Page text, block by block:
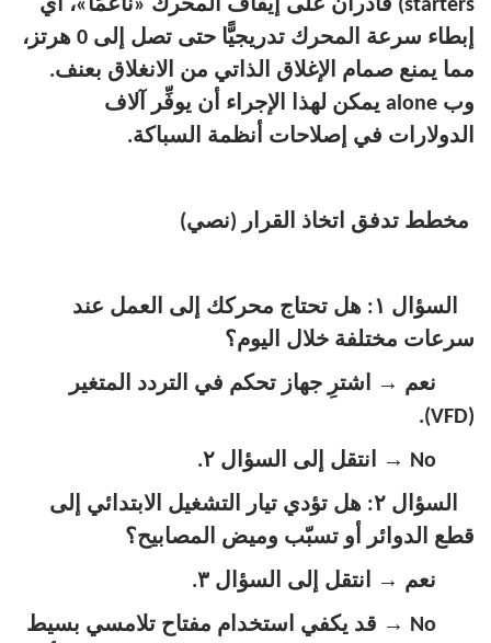
starters) قادران على إيقاف المحرك «ناعمًا»، أي
إبطاء سرعة المحرك تدريجيًّا حتى تصل إلى 0 هرتز،
مما يمنع صمام الإغلاق الذاتي من الانغلاق بعنف.
وب alone يمكن لهذا الإجراء أن يوفِّر آلاف
الدولارات في إصلاحات أنظمة السباكة.
مخطط تدفق اتخاذ القرار (نصي)
السؤال ١: هل تحتاج محركك إلى العمل عند
سرعات مختلفة خلال اليوم؟
نعم →
اشترِ جهاز تحكم في التردد المتغير
(VFD).
No
→
انتقل إلى السؤال ٢.
السؤال ٢: هل تؤدي تيار التشغيل الابتدائي إلى
قطع الدوائر أو تسبّب وميض المصابيح؟
نعم →
انتقل إلى السؤال ٣.
No
→ قد يكفي استخدام مفتاح تلامسي بسيط